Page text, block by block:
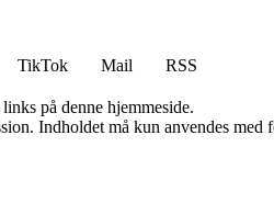
TikTok Mail
RSS
på denne hjemmeside.
Indholdet må kun anvendes med